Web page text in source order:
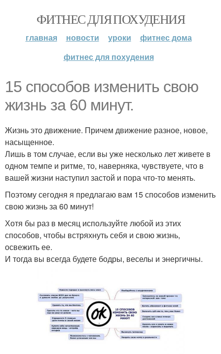
ФИТНЕС ДЛЯ ПОХУДЕНИЯ
главная новости уроки
фитнес дома
фитнес для похудения
15 способов изменить свою
жизнь за 60 минут.
Жизнь это движение. Причем движение разное, новое,
насыщенное.
Лишь в том случае, если вы уже несколько лет живете в
одном темпе и ритме, то, наверняка, чувствуете, что в
вашей жизни наступил застой и пора что-то менять.
Поэтому сегодня я предлагаю вам 15 способов изменить
свою жизнь за 60 минут!
Хотя бы раз в месяц используйте любой из этих
способов, чтобы встряхнуть себя и свою жизнь,
освежить ее.
И тогда вы всегда будете бодры, веселы и энергичны.